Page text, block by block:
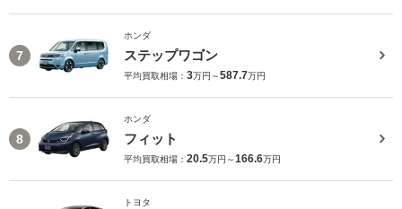
7
ホンダ
ステップワゴン
平均買取相場： 3万円～587.7万円
8
ホンダ
フィット
平均買取相場： 20.5万円～166.6万円
トヨタ